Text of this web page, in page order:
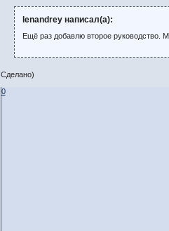
lenandrey написал(а):
Ещё раз добавлю второе
Сделано)
0